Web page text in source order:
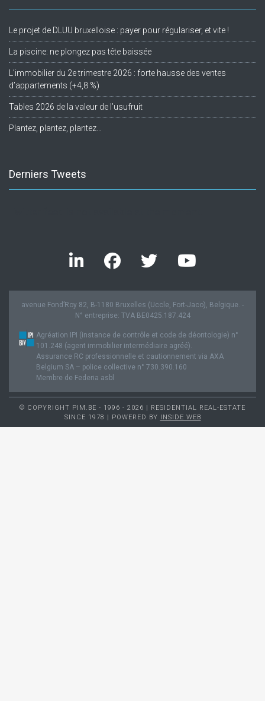
Le projet de DLUU bruxelloise : payer pour régulariser, et vite !
La piscine: ne plongez pas tête baissée
L’immobilier du 2e trimestre 2026 : forte hausse des ventes
d’appartements (+4,8 %)
Tables 2026 de la valeur de l’usufruit
Plantez, plantez, plantez…
Derniers Tweets
avenue Fond’Roy 82, B-1180 Bruxelles (Uccle, Fort-Jaco), Belgique. -
N° entreprise: TVA BE0425.187.424
Agréation IPI (instance de contrôle et code de déontologie) n°
101.248 (agent immobilier intermédiaire agréé).
Assurance RC professionnelle et cautionnement via AXA
Belgium SA – police collective n° 730.390.160
Membre de Federia asbl
© COPYRIGHT PIM.BE - 1996 - 2026 | RESIDENTIAL REAL-ESTATE
SINCE 1978 | POWERED BY INSIDE WEB